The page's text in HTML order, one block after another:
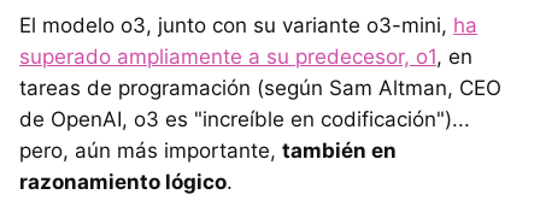
El modelo o3, junto con su variante o3-mini, ha
superado ampliamente a su predecesor, o1, en
tareas de programación (según Sam Altman, CEO
de OpenAI, o3 es "increíble en codificación")...
pero, aún más importante, también en
razonamiento lógico.